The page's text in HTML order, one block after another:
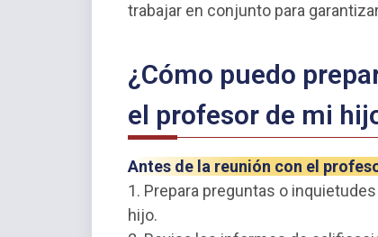
trabajar en conjunto para
¿Cómo puedo
el profesor de mi
Antes de la reunión con el
1. Prepara preguntas o
hijo.